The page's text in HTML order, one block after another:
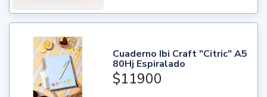
Cuaderno Ibi Craft "Citric" A5
80Hj Espiralado
$11900